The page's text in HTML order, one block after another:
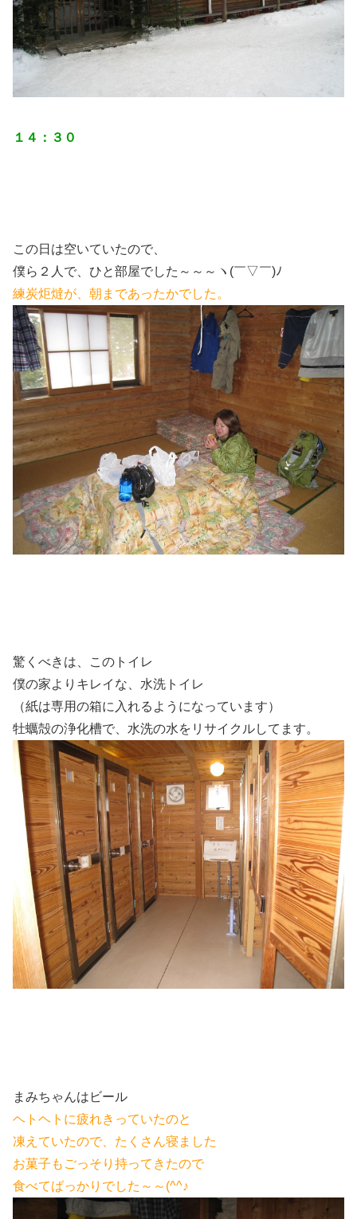
１４：３０
この日は空いていたので、
僕ら２人で、ひと部屋でした～～～ヽ(￣▽￣)ﾉ
練炭炬燵が、朝まであったかでした。
驚くべきは、このトイレ
僕の家よりキレイな、水洗トイレ
（紙は専用の箱に入れるようになっています）
牡蠣殻の浄化槽で、水洗の水をリサイクルしてます。
まみちゃんはビール
ヘトヘトに疲れきっていたのと
凍えていたので、たくさん寝ました
お菓子もごっそり持ってきたので
食べてばっかりでした～～(^^♪